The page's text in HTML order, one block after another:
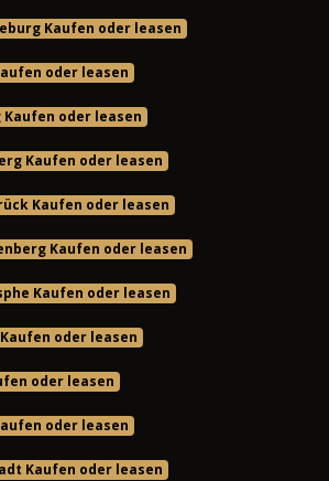
Kaufen oder leasen
oder leasen
Kaufen oder leasen
Kaufen oder leasen
Kaufen oder leasen
Kaufen oder leasen
Kaufen oder leasen
oder leasen
oder leasen
oder leasen
Kaufen oder leasen